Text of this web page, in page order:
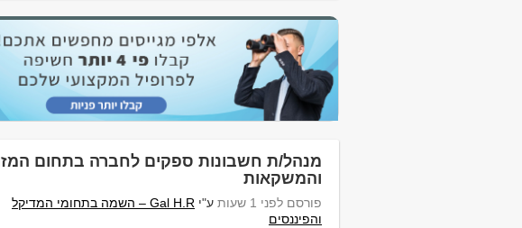
מנהל/ת חשבונות ספקים לחברה בתחום
והמשקאות
פורסם לפני 1 שעות ע"י
Gal H.R – השמה בתחומי המדיקל
והפיננסים